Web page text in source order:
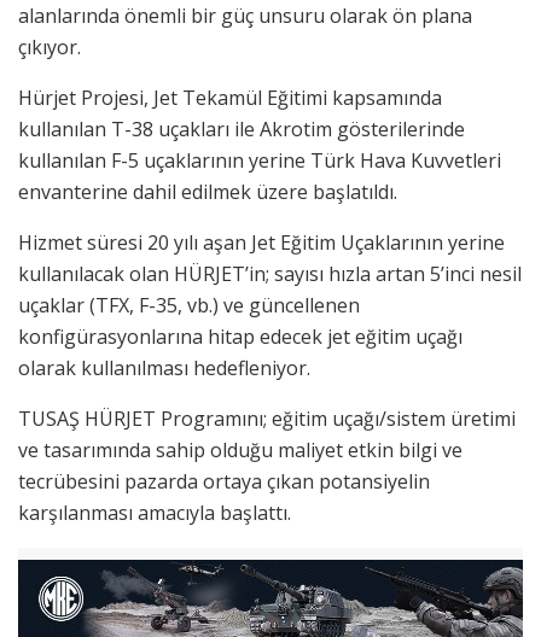
alanlarında önemli bir güç unsuru olarak ön plana
çıkıyor.
Hürjet Projesi, Jet Tekamül Eğitimi kapsamında
kullanılan T-38 uçakları ile Akrotim gösterilerinde
kullanılan F-5 uçaklarının yerine Türk Hava Kuvvetleri
envanterine dahil edilmek üzere başlatıldı.
Hizmet süresi 20 yılı aşan Jet Eğitim Uçaklarının yerine
kullanılacak olan HÜRJET’in; sayısı hızla artan 5’inci nesil
uçaklar (TFX, F-35, vb.) ve güncellenen
konfigürasyonlarına hitap edecek jet eğitim uçağı
olarak kullanılması hedefleniyor.
TUSAŞ HÜRJET Programını; eğitim uçağı/sistem üretimi
ve tasarımında sahip olduğu maliyet etkin bilgi ve
tecrübesini pazarda ortaya çıkan potansiyelin
karşılanması amacıyla başlattı.